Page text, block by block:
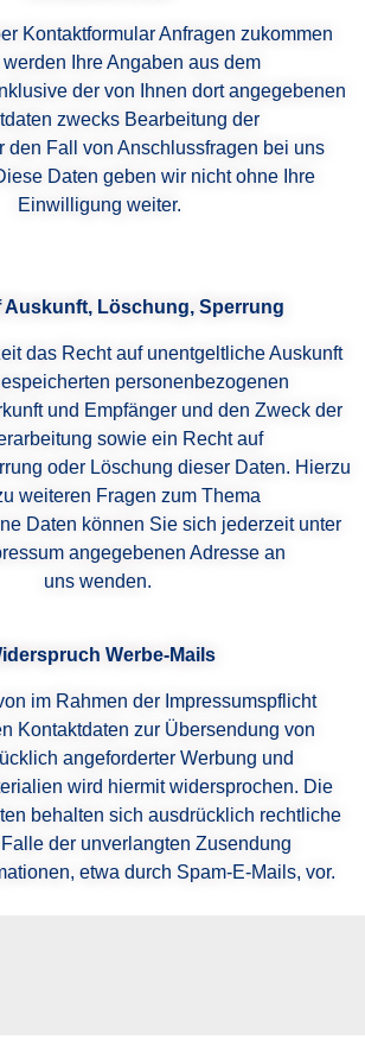
Kontaktformular Anfragen zukommen
werden Ihre Angaben aus dem
der von Ihnen dort angegebenen
zwecks Bearbeitung der
den Fall von Anschlussfragen bei uns
Daten geben wir nicht ohne Ihre
Einwilligung weiter.
Auskunft, Löschung, Sperrung
das Recht auf unentgeltliche Auskunft
personenbezogenen
und Empfänger und den Zweck der
sowie ein Recht auf
oder Löschung dieser Daten. Hierzu
weiteren Fragen zum Thema
Daten können Sie sich jederzeit unter
angegebenen Adresse an
uns wenden.
Werbe-Mails
im Rahmen der Impressumspflicht
Kontaktdaten zur Übersendung von
angeforderter Werbung und
wird hiermit widersprochen. Die
behalten sich ausdrücklich rechtliche
der unverlangten Zusendung
etwa durch Spam-E-Mails, vor.